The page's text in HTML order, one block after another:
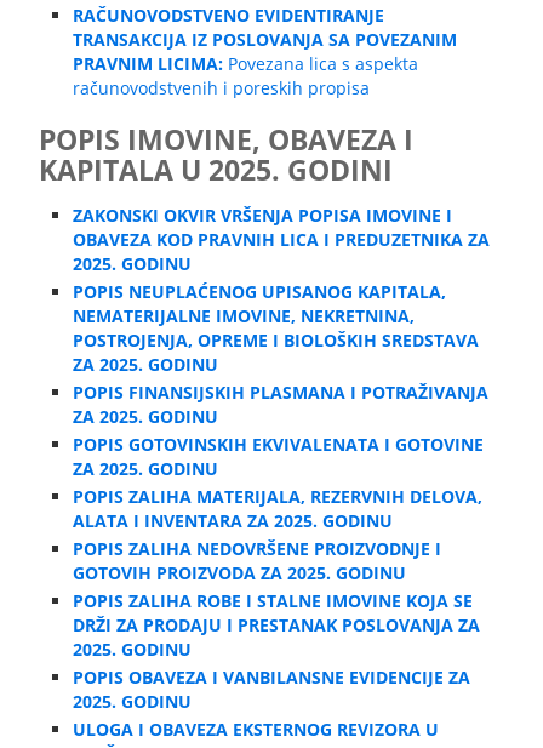
RAČUNOVODSTVENO EVIDENTIRANJE
TRANSAKCIJA IZ POSLOVANJA SA POVEZANIM
PRAVNIM LICIMA: Povezana lica s aspekta
računovodstvenih i poreskih propisa
POPIS IMOVINE, OBAVEZA I
KAPITALA U 2025. GODINI
ZAKONSKI OKVIR VRŠENJA POPISA IMOVINE I
OBAVEZA KOD PRAVNIH LICA I PREDUZETNIKA ZA
2025. GODINU
POPIS NEUPLAĆENOG UPISANOG KAPITALA,
NEMATERIJALNE IMOVINE, NEKRETNINA,
POSTROJENJA, OPREME I BIOLOŠKIH SREDSTAVA
ZA 2025. GODINU
POPIS FINANSIJSKIH PLASMANA I POTRAŽIVANJA
ZA 2025. GODINU
POPIS GOTOVINSKIH EKVIVALENATA I GOTOVINE
ZA 2025. GODINU
POPIS ZALIHA MATERIJALA, REZERVNIH DELOVA,
ALATA I INVENTARA ZA 2025. GODINU
POPIS ZALIHA NEDOVRŠENE PROIZVODNJE I
GOTOVIH PROIZVODA ZA 2025. GODINU
POPIS ZALIHA ROBE I STALNE IMOVINE KOJA SE
DRŽI ZA PRODAJU I PRESTANAK POSLOVANJA ZA
2025. GODINU
POPIS OBAVEZA I VANBILANSNE EVIDENCIJE ZA
2025. GODINU
ULOGA I OBAVEZA EKSTERNOG REVIZORA U